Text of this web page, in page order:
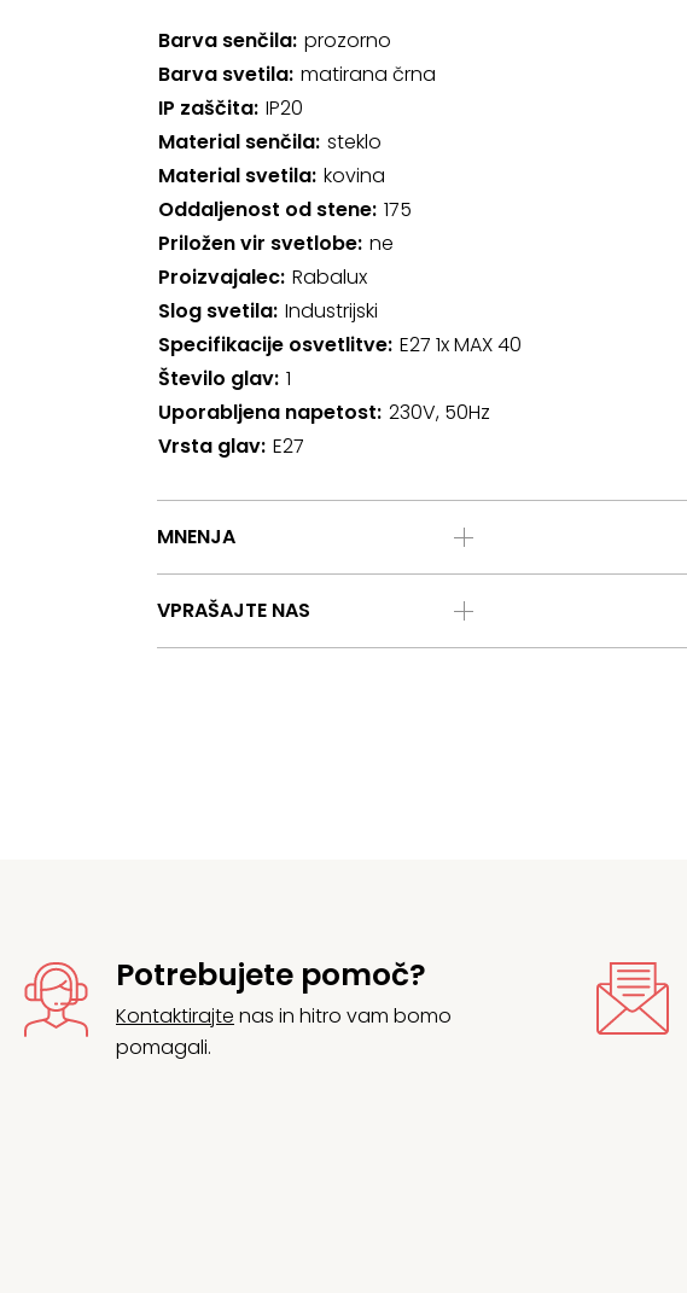
Barva senčila prozorno
Barva svetila matirana črna
IP zaščita IP20
Material senčila steklo
Material svetila kovina
Oddaljenost od stene 175
Priložen vir svetlobe ne
Proizvajalec Rabalux
Slog svetila Industrijski
Specifikacije osvetlitve E27 1x MAX 40
Število glav 1
Uporabljena napetost 230V, 50Hz
Vrsta glav E27
MNENJA
VPRAŠAJTE NAS
Potrebujete pomoč?
Kontaktirajte nas in hitro vam bomo
pomagali.